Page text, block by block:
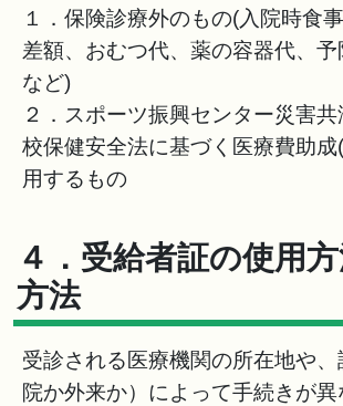
１．保険診療外のもの(入院時食
差額、おむつ代、薬の容器代、
など)
２．スポーツ振興センター災害
校保健安全法に基づく医療費助成
用するもの
４．受給者証の使用
方法
受診される医療機関の所在地や、
院か外来か）によって手続きが